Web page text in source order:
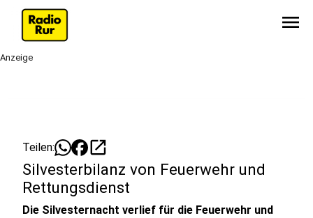
menu
Anzeige
Teilen: open_in_new
Silvesterbilanz von Feuerwehr und
Rettungsdienst
Die Silvesternacht verlief für die Feuerwehr und